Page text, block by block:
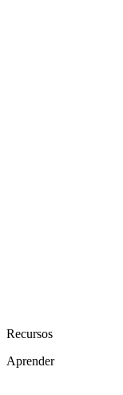
Recursos
Aprender